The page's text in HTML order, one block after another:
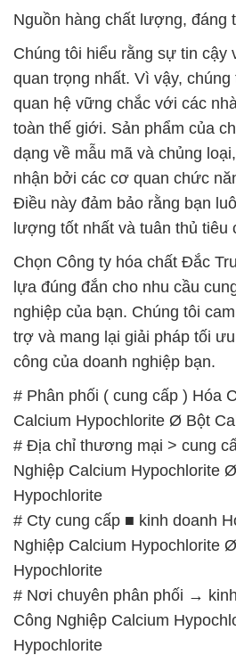
Nguồn hàng chất lượng, đáng
Chúng tôi hiểu rằng sự tin cậy
quan trọng nhất. Vì vậy,
quan hệ vững chắc với các
toàn thế giới. Sản phẩm của
dạng về mẫu mã và chủng
nhận bởi các cơ quan chức
Điều này đảm bảo rằng bạn
lượng tốt nhất và tuân thủ tiêu
Chọn Công ty hóa chất Đắc
lựa đúng đắn cho nhu cầu
nghiệp của bạn. Chúng tôi
trợ và mang lại giải pháp tối
công của doanh nghiệp bạn.
# Phân phối ( cung cấp ) Hóa
Calcium Hypochlorite Ø Bột
# Địa chỉ thương mại > cung
Nghiệp Calcium Hypochlorite
Hypochlorite
# Cty cung cấp ■ kinh doanh
Nghiệp Calcium Hypochlorite
Hypochlorite
# Nơi chuyên phân phối →
Công Nghiệp Calcium
Hypochlorite